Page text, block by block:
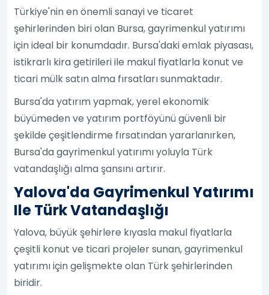
Türkiye'nin en önemli sanayi ve ticaret
şehirlerinden biri olan Bursa, gayrimenkul yatırımı
için ideal bir konumdadır. Bursa'daki emlak piyasası,
istikrarlı kira getirileri ile makul fiyatlarla konut ve
ticari mülk satın alma fırsatları sunmaktadır.
Bursa'da yatırım yapmak, yerel ekonomik
büyümeden ve yatırım portföyünü güvenli bir
şekilde çeşitlendirme fırsatından yararlanırken,
Bursa'da gayrimenkul yatırımı yoluyla Türk
vatandaşlığı alma şansını artırır.
Yalova'da Gayrimenkul Yatırımı
Ile Türk Vatandaşlığı
Yalova, büyük şehirlere kıyasla makul fiyatlarla
çeşitli konut ve ticari projeler sunan, gayrimenkul
yatırımı için gelişmekte olan Türk şehirlerinden
biridir.